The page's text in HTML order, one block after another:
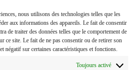
nous utilisons des technologies telles que les
aux informations des appareils. Le fait de consentir
de traiter des données telles que le comportement de
ce site. Le fait de ne pas consentir ou de retirer son
négatif sur certaines caractéristiques et fonctions.
Toujours activé